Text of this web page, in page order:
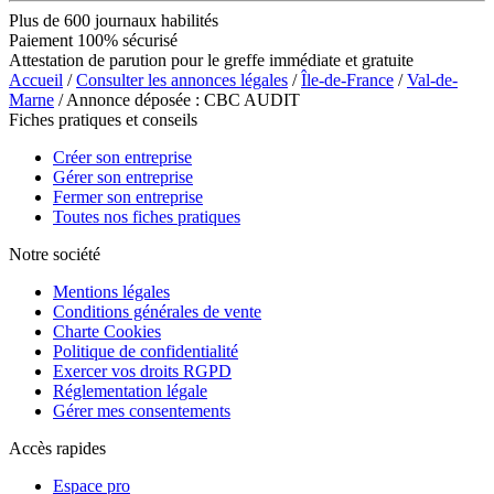
Plus de 600 journaux habilités
Paiement 100% sécurisé
Attestation de parution pour le greffe immédiate et gratuite
Accueil /Consulter les annonces légales /Île-de-France /Val-de-
Marne / Annonce déposée : CBC AUDIT
Fiches pratiques et conseils
Créer son entreprise
Gérer son entreprise
Fermer son entreprise
Toutes nos fiches pratiques
Notre société
Mentions légales
Conditions générales de vente
Charte Cookies
Politique de confidentialité
Exercer vos droits RGPD
Réglementation légale
Gérer mes consentements
Accès rapides
Espace pro